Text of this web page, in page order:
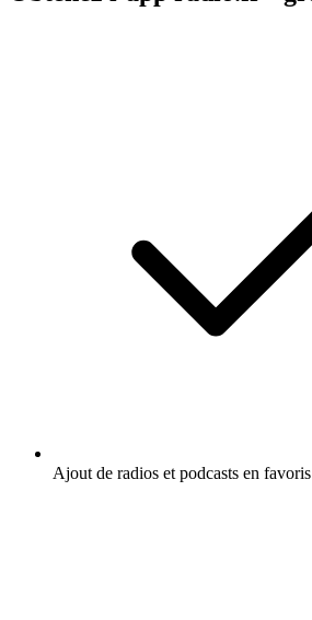
Ajout de radios et podcasts en favoris